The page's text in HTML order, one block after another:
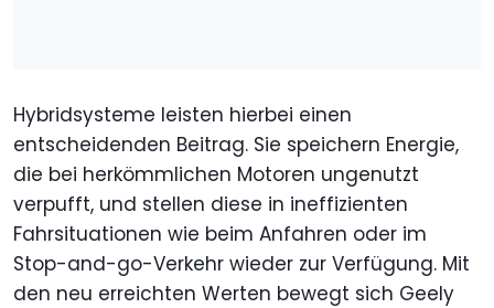
Hybridsysteme leisten hierbei einen
entscheidenden Beitrag. Sie speichern Energie,
die bei herkömmlichen Motoren ungenutzt
verpufft, und stellen diese in ineffizienten
Fahrsituationen wie beim Anfahren oder im
Stop-and-go-Verkehr wieder zur Verfügung. Mit
den neu erreichten Werten bewegt sich Geely